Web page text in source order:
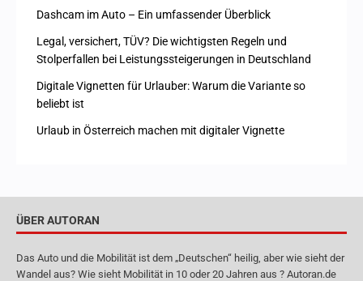
Dashcam im Auto – Ein umfassender Überblick
Legal, versichert, TÜV? Die wichtigsten Regeln und
Stolperfallen bei Leistungssteigerungen in Deutschland
Digitale Vignetten für Urlauber: Warum die Variante so
beliebt ist
Urlaub in Österreich machen mit digitaler Vignette
ÜBER AUTORAN
Das Auto und die Mobilität ist dem „Deutschen“ heilig, aber wie sieht der
Wandel aus? Wie sieht Mobilität in 10 oder 20 Jahren aus ? Autoran.de